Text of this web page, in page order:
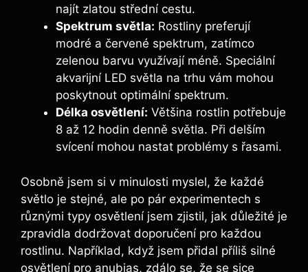
najít zlatou střední cestu.
Spektrum světla: Rostliny preferují
modré a červené spektrum,⁤ zatímco
zelenou barvu využívají méně.​ Speciální
akvarijní ⁤LED světla na trhu vám mohou
poskytnout optimální‌ spektrum.
Délka osvětlení: Většina rostlin ⁣potřebuje
8 až 12 hodin denně světla. ‌Při ⁢delším
svícení mohou nastat problémy s řasami.
Osobně ⁣jsem si v minulosti myslel,‌ že každé ​
světlo je stejné, ale po pár ⁤experimentech s
různými typy osvětlení jsem ⁢zjistil, jak důležité je⁤
zpravidla ⁤dodržovat doporučení pro každou
rostlinu. Například,​ když ‌jsem přidal příliš‌ silné
osvětlení pro anubias, zdálo se,​ že se sice